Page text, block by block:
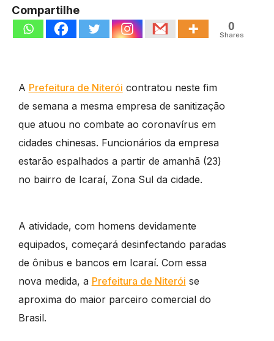
Compartilhe
0
Shares
A Prefeitura de Niterói contratou neste fim
de semana a mesma empresa de sanitização
que atuou no combate ao coronavírus em
cidades chinesas. Funcionários da empresa
estarão espalhados a partir de amanhã (23)
no bairro de Icaraí, Zona Sul da cidade.
A atividade, com homens devidamente
equipados, começará desinfectando paradas
de ônibus e bancos em Icaraí. Com essa
nova medida, a Prefeitura de Niterói se
aproxima do maior parceiro comercial do
Brasil.